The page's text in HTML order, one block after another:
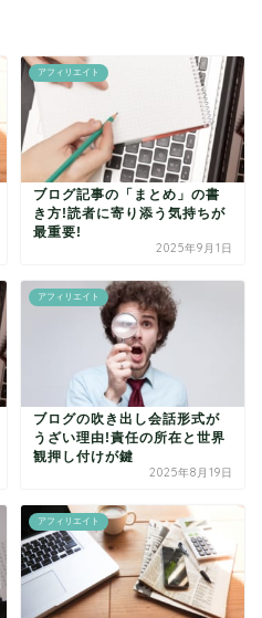
アフィリエイト
ブログ記事の「まとめ」の書
き方!読者に寄り添う気持ちが
最重要!
2025年9月1日
アフィリエイト
ブログの吹き出し会話形式が
うざい理由!責任の所在と世界
観押し付けが鍵
2025年8月19日
アフィリエイト